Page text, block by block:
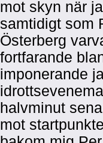
mot skyn när
samtidigt som
Österberg
fortfarande
imponerande
halvminut
mot